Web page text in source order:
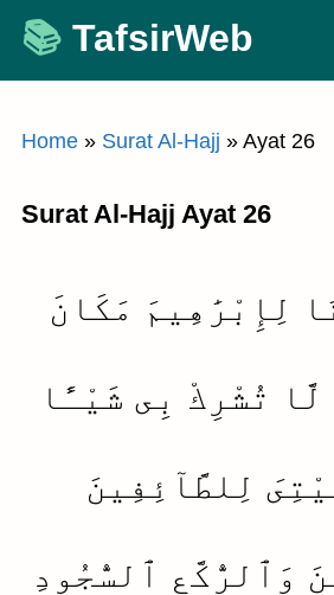
Skip
content
TafsirWeb
Home » Surat Al-Hajj » Ayat 26
Surat Al-Hajj Ayat 26
لِإِبْرَٰهِيمَ مَكَانَ
لَّا تُشْرِكْ بِى شَيْـًٔا
لِلطَّآئِفِينَ
وَٱلرُّكَّعِ ٱلسُّجُودِ